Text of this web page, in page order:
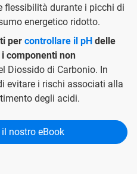
flessibilità durante i picchi di
energetico ridotto.
per controllare il pH delle
componenti non
Diossido di Carbonio. In
evitare i rischi associati alla
degli acidi.
nostro eBook